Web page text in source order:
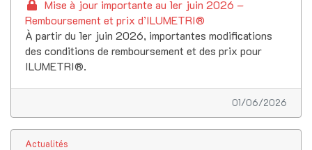
Mise à jour importante au 1er juin 2026 –
Remboursement et prix d’ILUMETRI®
À partir du 1er juin 2026, importantes modifications
des conditions de remboursement et des prix pour
ILUMETRI®.
01/06/2026
Actualités